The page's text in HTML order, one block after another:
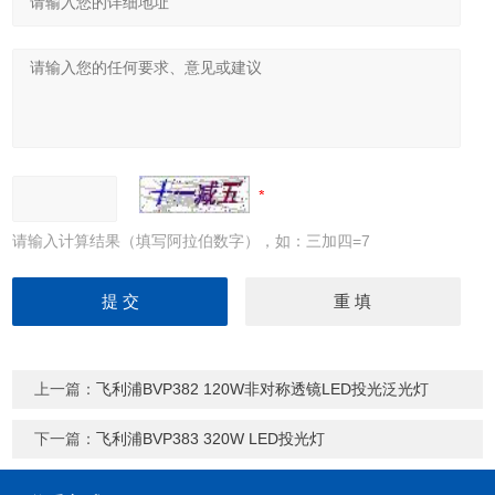
请输入计算结果（填写阿拉伯数字），如：三加四=7
上一篇：飞利浦BVP382 120W非对称透镜LED投光泛光灯
下一篇：飞利浦BVP383 320W LED投光灯